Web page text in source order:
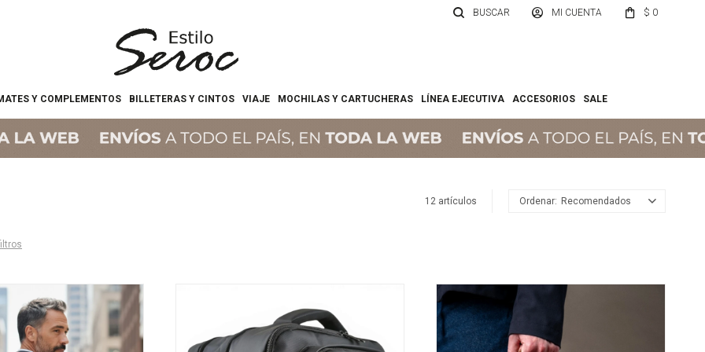
Y COMPLEMENTOS BILLETERAS Y CINTOS VIAJE MOCHILAS Y CARTUCHERAS LÍNEA EJECUTIVA ACCESORIOS SALE
$ 0
12 artículos Recomendados